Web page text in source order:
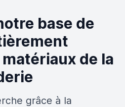
base de
de la
grâce à la